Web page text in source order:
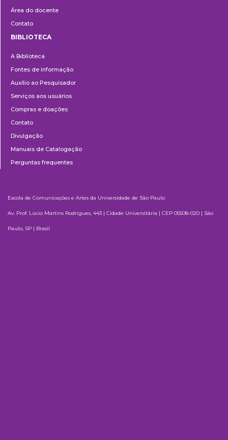
Área do docente
Contato
BIBLIOTECA
A Biblioteca
Fontes de informação
Auxílio ao Pesquisador
Serviços aos usuários
Compras e doações
Contato
Divulgação
Manuais de Catalogação
Perguntas frequentes
Escola de Comunicações e Artes da Universidade de São Paulo
Av. Prof. Lúcio Martins Rodrigues, 443 | Cidade Universitária | CEP 05508-020 | São
Paulo, SP | Brasil